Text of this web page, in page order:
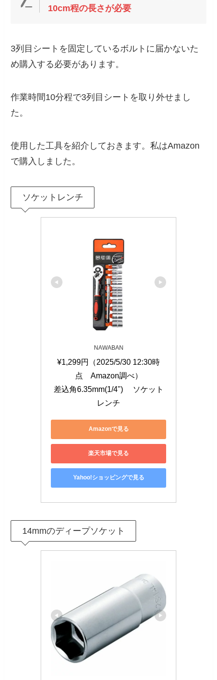
10cm程の長さ が必要
3列目シートを固定しているボルトに届かないた
め購入する必要があります。
作業時間10分程で3列目シートを取り外せまし
た。
使用した工具を紹介しておきます。私はAmazon
で購入しました。
ソケットレンチ
NAWABAN
¥1,299円（2025/5/30 12:30時
点　Amazon調べ）
差込角6.35mm(1/4") 　ソケット
レンチ
Amazonで見る
楽天市場で見る
Yahoo!ショッピングで見る
14mmのディープソケット